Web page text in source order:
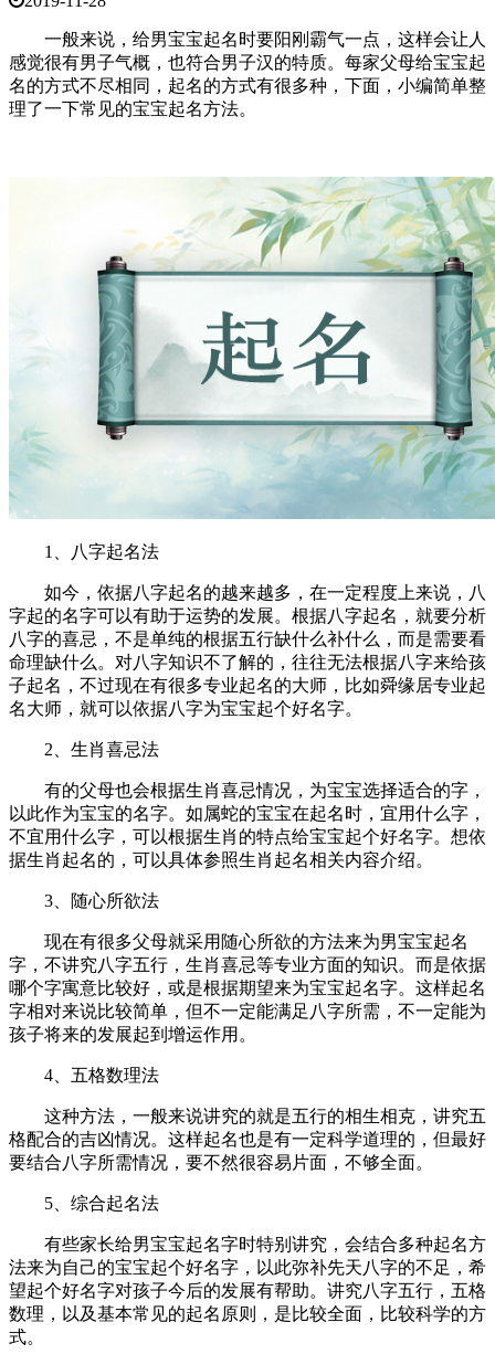
一般来说，给男宝宝起名时要阳刚霸气一点，这样会让人
感觉很有男子气概，也符合男子汉的特质。每家父母给宝宝起
名的方式不尽相同，起名的方式有很多种，下面，小编简单整
理了一下常见的宝宝起名方法。
1、八字起名法
如今，依据八字起名的越来越多，在一定程度上来说，八
字起的名字可以有助于运势的发展。根据八字起名，就要分析
八字的喜忌，不是单纯的根据五行缺什么补什么，而是需要看
命理缺什么。对八字知识不了解的，往往无法根据八字来给孩
子起名，不过现在有很多专业起名的大师，比如舜缘居专业起
名大师，就可以依据八字为宝宝起个好名字。
2、生肖喜忌法
有的父母也会根据生肖喜忌情况，为宝宝选择适合的字，
以此作为宝宝的名字。如属蛇的宝宝在起名时，宜用什么字，
不宜用什么字，可以根据生肖的特点给宝宝起个好名字。想依
据生肖起名的，可以具体参照生肖起名相关内容介绍。
3、随心所欲法
现在有很多父母就采用随心所欲的方法来为男宝宝起名
字，不讲究八字五行，生肖喜忌等专业方面的知识。而是依据
哪个字寓意比较好，或是根据期望来为宝宝起名字。这样起名
字相对来说比较简单，但不一定能满足八字所需，不一定能为
孩子将来的发展起到增运作用。
4、五格数理法
这种方法，一般来说讲究的就是五行的相生相克，讲究五
格配合的吉凶情况。这样起名也是有一定科学道理的，但最好
要结合八字所需情况，要不然很容易片面，不够全面。
5、综合起名法
有些家长给男宝宝起名字时特别讲究，会结合多种起名方
法来为自己的宝宝起个好名字，以此弥补先天八字的不足，希
望起个好名字对孩子今后的发展有帮助。讲究八字五行，五格
数理，以及基本常见的起名原则，是比较全面，比较科学的方
式。